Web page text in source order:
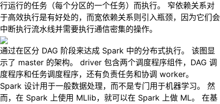
行运行的任务（每个分区的一个任务）而执行。 窄依赖关系对
于高效执行是有好处的，而宽依赖关系则引入瓶颈，因为它们会
中断执行流水线并需要执行通信密集的操作。
通过在区分 DAG 阶段来达成 Spark 中的分布式执行。 该图显
示了 master 的架构。 driver 包含两个调度程序组件，DAG 调
度程序和任务调度程序，还有负责任务和协调 worker。
Spark 设计用于一般数据处理，而不是专门用于机器学习。 然
而，在 Spark 上使用 MLlib，就可以在 Spark 上做 ML。 在基